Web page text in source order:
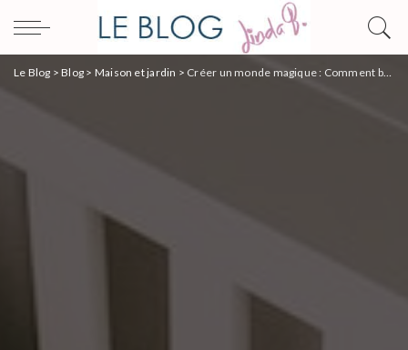
Le Blog >Blog > Maison et jardin > Créer un monde magique : Comment bien décorer la chambre de votre enfant